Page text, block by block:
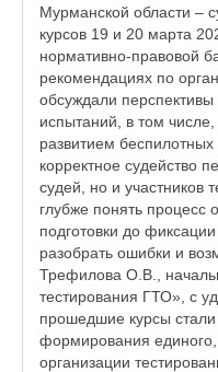
Мурманской области –
курсов 19 и 20 марта
нормативно-правовой
рекомендациях по
обсуждали
испытаний, в том
развитием
корректное судейство
судей, но и участников
глубже понять процесс
подготовки до
разобрать ошибки и
Трефилова О.В.,
тестирования ГТО», с
прошедшие курсы стали
формирования
организации